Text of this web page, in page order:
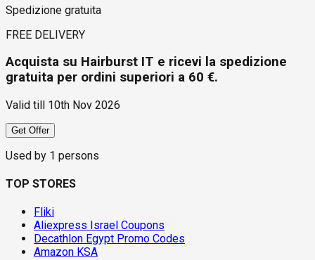
Spedizione gratuita
FREE DELIVERY
Acquista su Hairburst IT e ricevi la spedizione
gratuita per ordini superiori a 60 €.
Valid till 10th Nov 2026
Get Offer
Used by 1 persons
TOP STORES
Fliki
Aliexpress Israel Coupons
Decathlon Egypt Promo Codes
Amazon KSA